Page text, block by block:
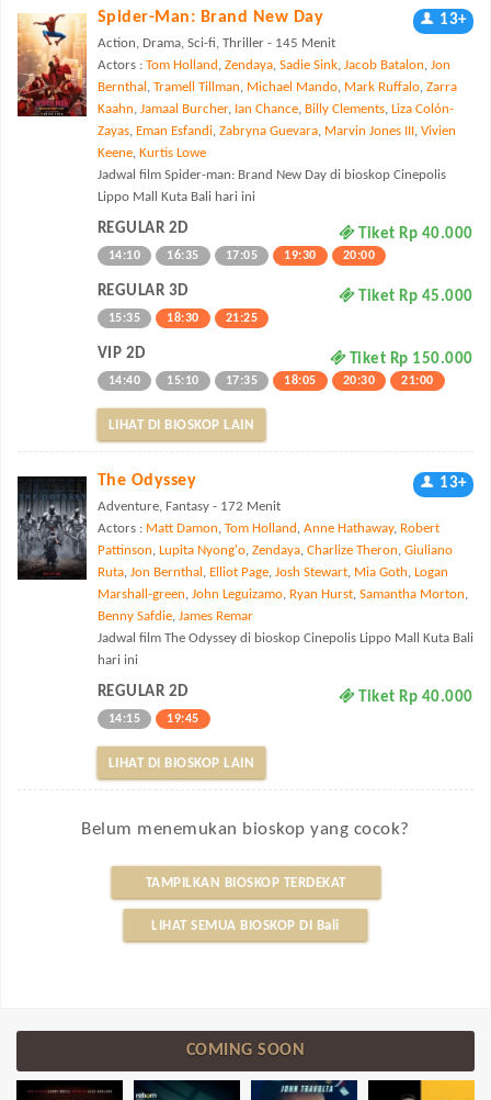
Spider-Man: Brand New Day 13+
Action, Drama, Sci-fi, Thriller - 145 Menit
Actors : Tom Holland , Zendaya, Sadie Sink, Jacob Batalon, Jon
Bernthal , Tramell Tillman, Michael Mando, Mark Ruffalo, Zarra
Kaahn, Jamaal Burcher, Ian Chance, Billy Clements, Liza Colón-
Zayas, Eman Esfandi, Zabryna Guevara, Marvin Jones III, Vivien
Keene, Kurtis Lowe
Jadwal film Spider-man: Brand New Day di bioskop Cinepolis
Lippo Mall Kuta Bali hari ini
REGULAR 2D Tiket Rp 40.000
14:10 16:35 17:05 19:30 20:00
REGULAR 3D Tiket Rp 45.000
15:35 18:30 21:25
VIP 2D Tiket Rp 150.000
14:40 15:10 17:35 18:05 20:30 21:00
LIHAT DI BIOSKOP LAIN
The Odyssey 13+
Adventure, Fantasy - 172 Menit
Actors : Matt Damon, Tom Holland , Anne Hathaway, Robert
Pattinson, Lupita Nyong'o, Zendaya, Charlize Theron, Giuliano
Ruta, Jon Bernthal , Elliot Page, Josh Stewart, Mia Goth, Logan
Marshall-green, John Leguizamo, Ryan Hurst, Samantha Morton,
Benny Safdie, James Remar
Jadwal film The Odyssey di bioskop Cinepolis Lippo Mall Kuta Bali
hari ini
REGULAR 2D Tiket Rp 40.000
14:15 19:45
LIHAT DI BIOSKOP LAIN
Belum menemukan bioskop yang cocok?
TAMPILKAN BIOSKOP TERDEKAT
LIHAT SEMUA BIOSKOP DI Bali
COMING SOON